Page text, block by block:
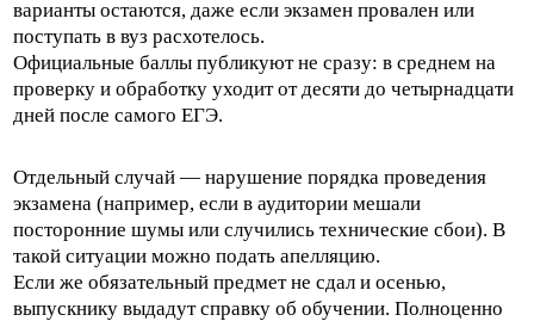
варианты остаются, даже если экзамен провален или
поступать в вуз расхотелось.
Официальные баллы публикуют не сразу: в среднем на
проверку и обработку уходит от десяти до четырнадцати
дней после самого ЕГЭ.
Отдельный случай — нарушение порядка проведения
экзамена (например, если в аудитории мешали
посторонние шумы или случились технические сбои). В
такой ситуации можно подать апелляцию.
Если же обязательный предмет не сдал и осенью,
выпускнику выдадут справку об обучении. Полноценно